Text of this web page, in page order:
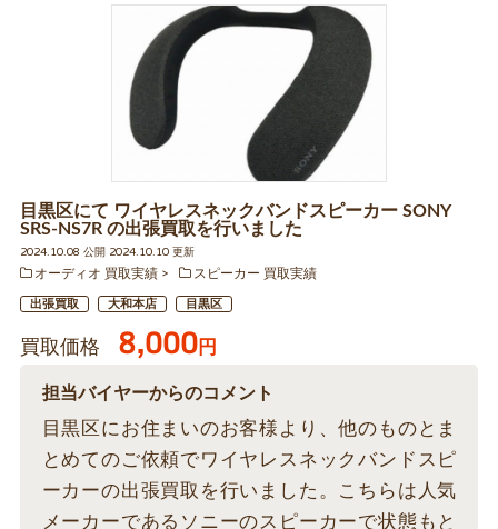
目黒区にて ワイヤレスネックバンドスピーカー SONY
SRS-NS7R の出張買取を行いました
2024.10.08 公開 2024.10.10 更新
オーディオ 買取実績
スピーカー 買取実績
出張買取 大和本店 目黒区
買取価格 8,000円
担当バイヤーからのコメント
目黒区にお住まいのお客様より、他のものとま
とめてのご依頼でワイヤレスネックバンドスピ
ーカーの出張買取を行いました。こちらは人気
メーカーであるソニーのスピーカーで状態もと